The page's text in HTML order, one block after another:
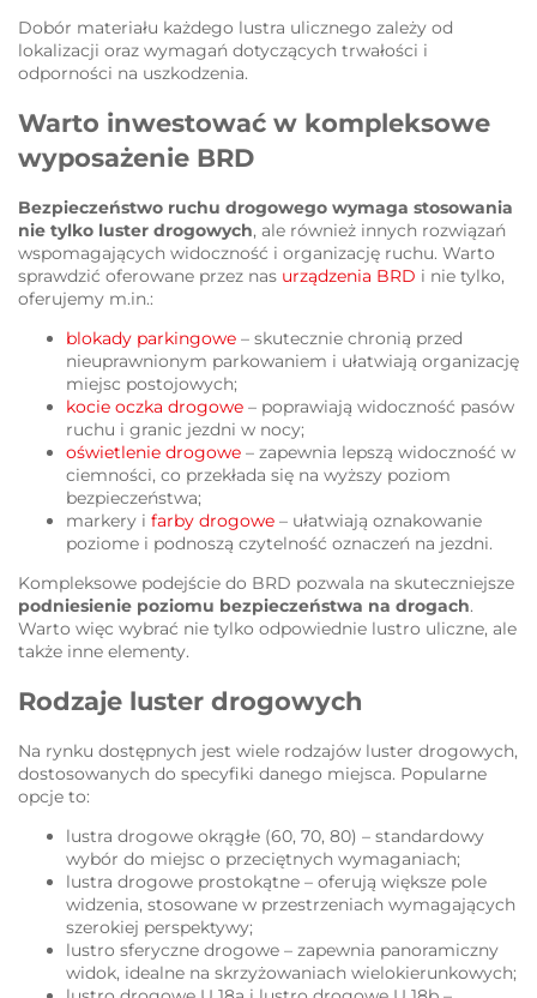
Dobór materiału każdego lustra ulicznego zależy od
lokalizacji oraz wymagań dotyczących trwałości i
odporności na uszkodzenia.
Warto inwestować w kompleksowe
wyposażenie BRD
Bezpieczeństwo ruchu drogowego wymaga stosowania
nie tylko luster drogowych, ale również innych rozwiązań
wspomagających widoczność i organizację ruchu. Warto
sprawdzić oferowane przez nas urządzenia BRD i nie tylko,
oferujemy m.in.:
blokady parkingowe – skutecznie chronią przed
nieuprawnionym parkowaniem i ułatwiają organizację
miejsc postojowych;
kocie oczka drogowe – poprawiają widoczność pasów
ruchu i granic jezdni w nocy;
oświetlenie drogowe – zapewnia lepszą widoczność w
ciemności, co przekłada się na wyższy poziom
bezpieczeństwa;
markery i farby drogowe – ułatwiają oznakowanie
poziome i podnoszą czytelność oznaczeń na jezdni.
Kompleksowe podejście do BRD pozwala na skuteczniejsze
podniesienie poziomu bezpieczeństwa na drogach.
Warto więc wybrać nie tylko odpowiednie lustro uliczne, ale
także inne elementy.
Rodzaje luster drogowych
Na rynku dostępnych jest wiele rodzajów luster drogowych,
dostosowanych do specyfiki danego miejsca. Popularne
opcje to:
lustra drogowe okrągłe (60, 70, 80) – standardowy
wybór do miejsc o przeciętnych wymaganiach;
lustra drogowe prostokątne – oferują większe pole
widzenia, stosowane w przestrzeniach wymagających
szerokiej perspektywy;
lustro sferyczne drogowe – zapewnia panoramiczny
widok, idealne na skrzyżowaniach wielokierunkowych;